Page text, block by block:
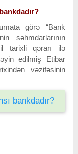
görə “Bank
səhmdarlarının
il tarixli qərarı ilə
edilmiş Etibar
vəzifəsinin
bankdadır?